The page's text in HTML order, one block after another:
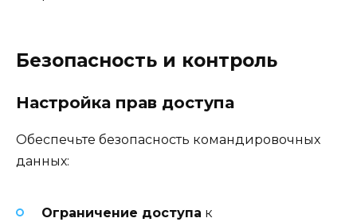
Безопасность и контроль
Настройка прав доступа
Обеспечьте безопасность командировочных
данных:
Ограничение доступа к